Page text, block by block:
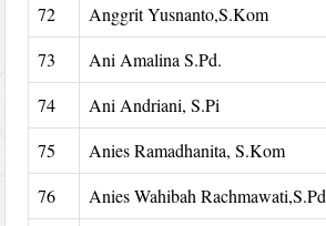
72
Anggrit Yusnanto,S.Kom
73
Ani Amalina S.Pd.
74
Ani Andriani, S.Pi
75
Anies Ramadhanita, S.Kom
76
Anies Wahibah Rachmawati,S.Pd